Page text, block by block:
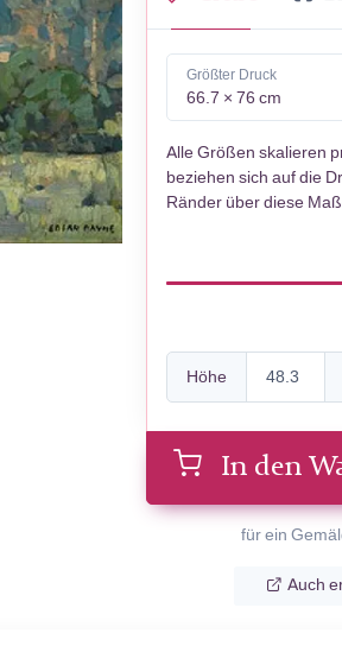
Größter Druck
66.7 × 76 cm
Alle Größen skalieren
beziehen sich auf die
Ränder über diese
Höhe
In den
für ein
Auch